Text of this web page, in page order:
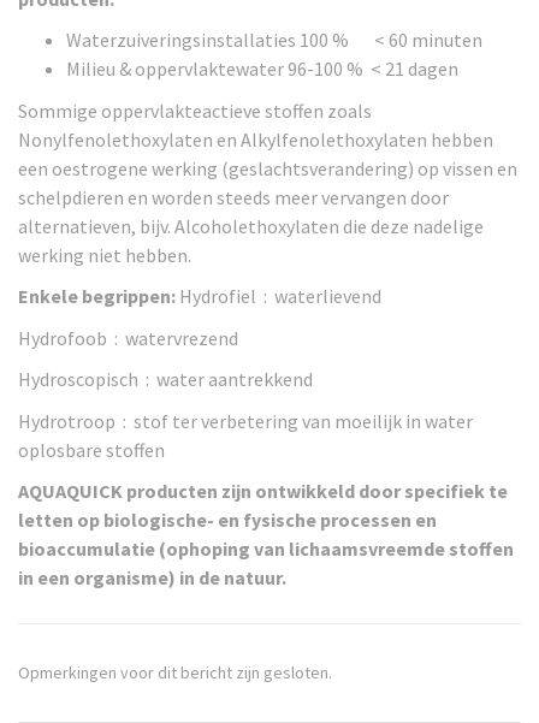
Waterzuiveringsinstallaties 100 % < 60 minuten
Milieu & oppervlaktewater96-100 % < 21 dagen
Sommige oppervlakteactieve stoffen zoals
Nonylfenolethoxylaten en Alkylfenolethoxylaten hebben
een oestrogene werking (geslachtsverandering) op vissen en
schelpdieren en worden steeds meer vervangen door
alternatieven, bijv. Alcoholethoxylaten die deze nadelige
werking niet hebben.
Enkele begrippen: Hydrofiel : waterlievend
Hydrofoob : watervrezend
Hydroscopisch : water aantrekkend
Hydrotroop : stof ter verbetering van moeilijk in water
oplosbare stoffen
AQUAQUICK producten zijn ontwikkeld door specifiek te
letten op biologische- en fysische processen en
bioaccumulatie (ophoping van lichaamsvreemde stoffen
in een organisme) in de natuur.
Opmerkingen voor dit bericht zijn gesloten.